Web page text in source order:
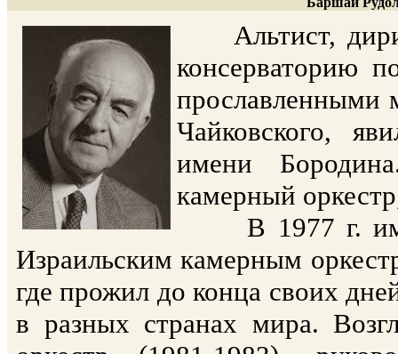
Альтист,
консерваторию
прославленными
Чайковского,
имени
камерный
В 1977 г.
Израильским камерным
где прожил до конца своих
в разных странах мира.